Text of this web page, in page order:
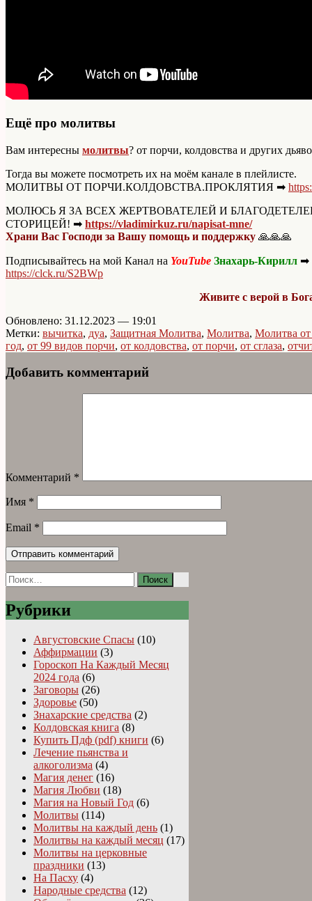
Ещё про молитвы
Вам интересны молитвы? от порчи, колдовства и других
Тогда вы можете посмотреть их на моём канале в плейлисте.
МОЛИТВЫ ОТ ПОРЧИ.КОЛДОВСТВА.ПРОКЛЯТИЯ ➡
МОЛЮСЬ Я ЗА ВСЕХ ЖЕРТВОВАТЕЛЕЙ И
СТОРИЦЕЙ! ➡ https://vladimirkuz.ru/napisat-mne/
Храни Вас Господи за Вашу помощь и поддержку 🙏🙏🙏
Подписывайтесь на мой Канал на YouTube Знахарь-Кирилл ➡
https://clck.ru/S2BWp
Живите с верой в
Обновлено: 31.12.2023 — 19:01
Метки: вычитка, дуа, Защитная Молитва, Молитва, Молитва от
год, от 99 видов порчи, от колдовства, от порчи, от сглаза,
Добавить комментарий
Комментарий *
Имя *
Email *
Найти:
Рубрики
Августовские Спасы (10)
Аффирмации (3)
Гороскоп На Каждый Месяц
2024 года (6)
Заговоры (26)
Здоровье (50)
Знахарские средства (2)
Колдовская книга (8)
Купить Пдф (pdf) книги (6)
Лечение пьянства и
алкоголизма (4)
Магия денег (16)
Магия Любви (18)
Магия на Новый Год (6)
Молитвы (114)
Молитвы на каждый день (1)
Молитвы на каждый месяц (17)
Молитвы на церковные
праздники (13)
На Пасху (4)
Народные средства (12)